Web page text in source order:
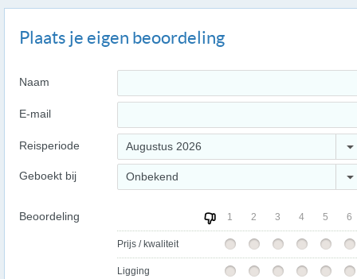
Plaats je eigen beoordeling
Naam
E-mail
Reisperiode Augustus 2026
Geboekt bij Onbekend
Beoordeling 1 2 3 4 5 6
Prijs / kwaliteit
Ligging